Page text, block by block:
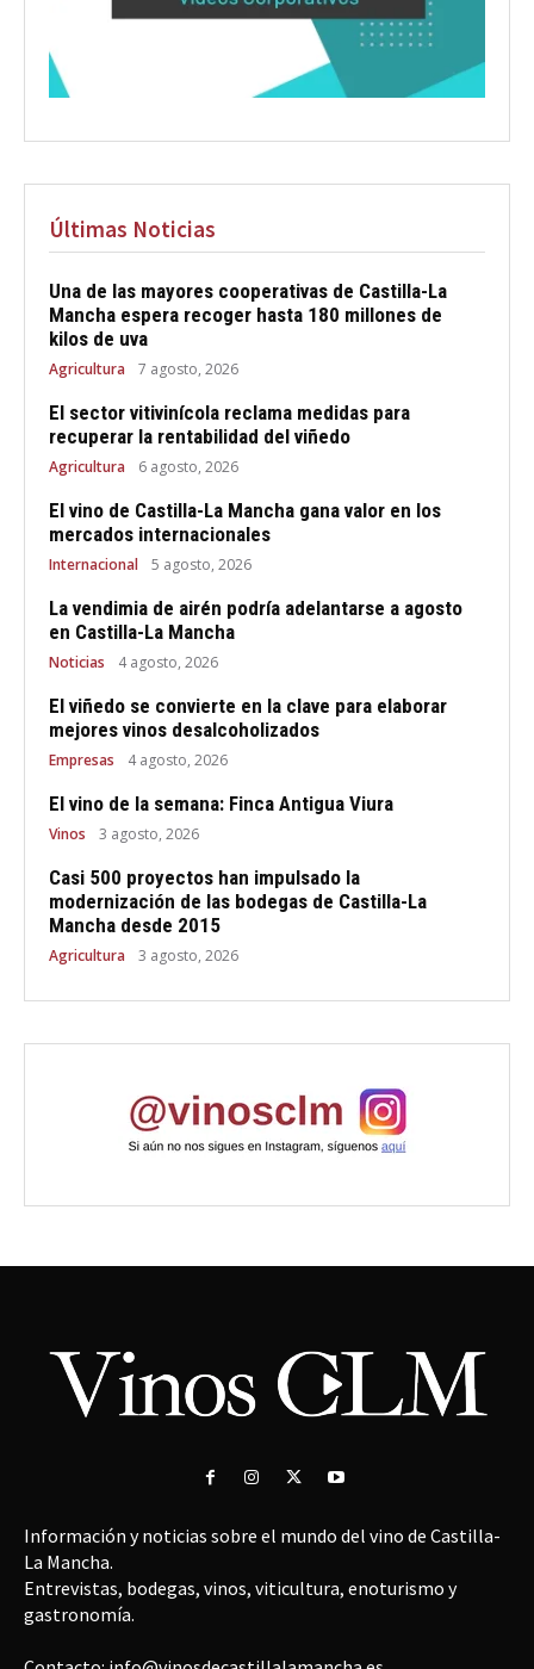
Últimas Noticias
Una de las mayores cooperativas de Castilla-La
Mancha espera recoger hasta 180 millones de
kilos de uva
Agricultura 7 agosto, 2026
El sector vitivinícola reclama medidas para
recuperar la rentabilidad del viñedo
Agricultura 6 agosto, 2026
El vino de Castilla-La Mancha gana valor en los
mercados internacionales
Internacional 5 agosto, 2026
La vendimia de airén podría adelantarse a agosto
en Castilla-La Mancha
Noticias 4 agosto, 2026
El viñedo se convierte en la clave para elaborar
mejores vinos desalcoholizados
Empresas 4 agosto, 2026
El vino de la semana: Finca Antigua Viura
Vinos 3 agosto, 2026
Casi 500 proyectos han impulsado la
modernización de las bodegas de Castilla-La
Mancha desde 2015
Agricultura 3 agosto, 2026
Información y noticias sobre el mundo del vino de Castilla-
La Mancha.
Entrevistas, bodegas, vinos, viticultura, enoturismo y
gastronomía.